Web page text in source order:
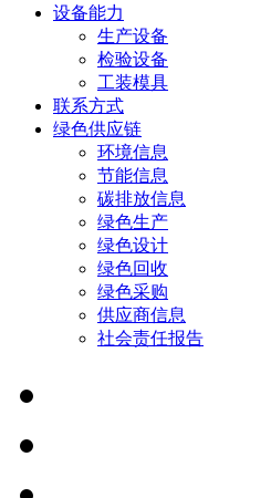
设备能力
生产设备
检验设备
工装模具
联系方式
绿色供应链
环境信息
节能信息
碳排放信息
绿色生产
绿色设计
绿色回收
绿色采购
供应商信息
社会责任报告